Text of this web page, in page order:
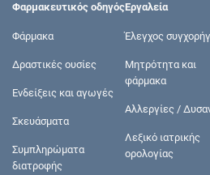
Φαρμακευτικός οδηγός
Φάρμακα
Δραστικές ουσίες
Ενδείξεις και αγωγές
Σκευάσματα
Συμπληρώματα
διατροφής
Εργαλεία
Έλεγχος
Μητρότητα και
φάρμακα
Αλλεργίες /
Λεξικό ιατρικής
ορολογίας